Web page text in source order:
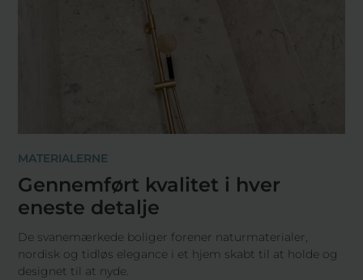
MATERIALERNE
Gennemført kvalitet i hver
eneste detalje
De svanemærkede boliger forener naturmaterialer,
nordisk og tidløs elegance i et hjem skabt til at holde og
designet til at nyde.